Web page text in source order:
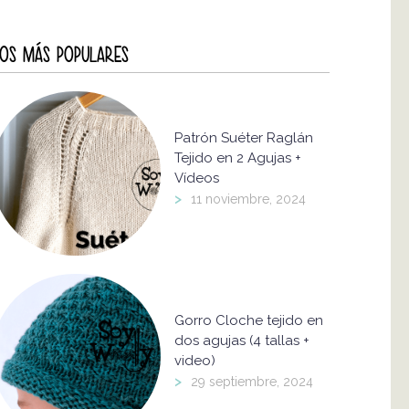
MÁS POPULARES
Patrón Suéter Raglán
Tejido en 2 Agujas +
Vídeos
> 11 noviembre, 2024
Gorro Cloche tejido en
dos agujas (4 tallas +
video)
> 29 septiembre, 2024